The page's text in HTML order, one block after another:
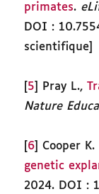
primates.
DOI :
scientifique]
5 ] Pray L.,
Nature
6 ] Cooper
genetic
2024. DOI :